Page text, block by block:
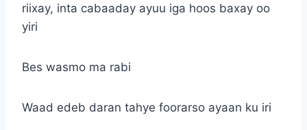
riixay, inta cabaaday ayuu iga hoos baxay oo
yiri
Bes wasmo ma rabi
Waad edeb daran tahye foorarso ayaan ku iri